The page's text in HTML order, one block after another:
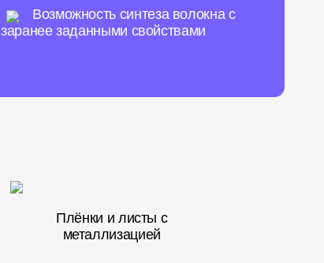
Возможность синтеза волокна с
заранее заданными свойствами
Плёнки и листы с
металлизацией